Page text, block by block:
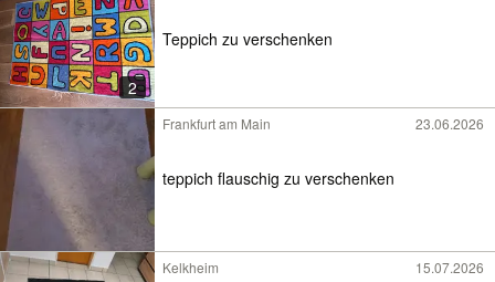
2
Teppich zu verschenken
Frankfurt am Main 23.06.2026
teppich flauschig zu verschenken
Kelkheim 15.07.2026